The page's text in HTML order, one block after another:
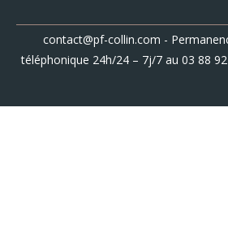
contact@pf-collin.com -
téléphonique 24h/24 – 7j/7 au 03 88